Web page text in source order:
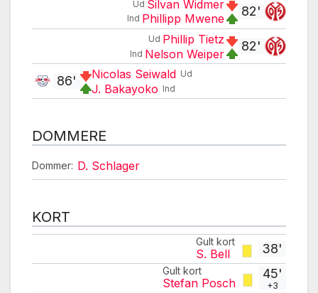
82'
Ud Silvan Widmer
Ind Phillipp Mwene
82'
Ud Phillip Tietz
Ind Nelson Weiper
Ud
Nicolas Seiwald
Ind
J. Bakayoko
86'
DOMMERE
Dommer: D. Schlager
KORT
38'
Gult kort
S. Bell
45'
+3
Gult kort
Stefan Posch